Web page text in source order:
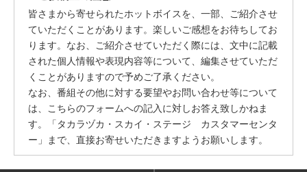
皆さまから寄せられたホットボイスを、一部、ご紹介させ
ていただくことがあります。楽しいご感想をお待ちしてお
ります。なお、ご紹介させていただく際には、文中に記載
された個人情報や表現内容等について、編集させていただ
くことがありますので予めご了承ください。
なお、番組その他に対する要望やお問い合わせ等について
は、こちらのフォームへの記入に対しお答え致しかねま
す。「タカラヅカ・スカイ・ステージ カスタマーセンタ
ー」まで、直接お寄せいただきますようお願いします。